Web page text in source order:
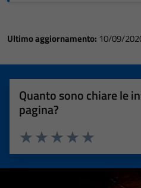
Ultimo aggiornamento: 10/09/
Quanto sono chiare le
pagina?
Valuta 5 stelle
Valuta 4 stelle su 5
Valuta 3 stelle su 5
Valuta 2 stelle su 5
Valuta 1 stelle su 5